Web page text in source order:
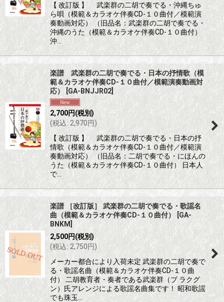
【 改訂版 】 武楽群の二胡で奏でる・沖縄ちゅ
ら唄（模範＆カラオケ伴奏CD-１０曲付／模範演
奏動画対応） （旧品名：武楽群の二胡で奏でる・
沖縄のうた（模範＆カラオケ伴奏CD-１０曲付）
沖…
楽譜 武楽群の二胡で奏でる・日本の抒情歌（模
範＆カラオケ伴奏CD-１０曲付／模範演奏動画対
応）
GA-BNJJR02]
2,700円(税別)
(税込: 2,970円)
【 改訂版 】 武楽群の二胡で奏でる・日本の抒
情歌（模範＆カラオケ伴奏CD-１０曲付／模範演
奏動画対応） （旧品名：二胡で奏でる・にほんの
うた（模範＆カラオケ伴奏CD-１０曲付） 日本人
で…
楽譜 ［改訂版］ 武楽群の二胡で奏でる・歌謡名
曲（模範＆カラオケ伴奏CD-１０曲付）
[GA-
BNKM]
2,500円(税別)
(税込: 2,750円)
メーカー都合により入荷未定 武楽群の二胡で奏で
る・歌謡名曲（模範＆カラオケ伴奏CD-１０曲
付） 二胡教育者・奏者である武楽群（ブ ラクグ
ン）氏アレンジによる歌謡名曲集です！ 昭和歌謡
でも珠玉…